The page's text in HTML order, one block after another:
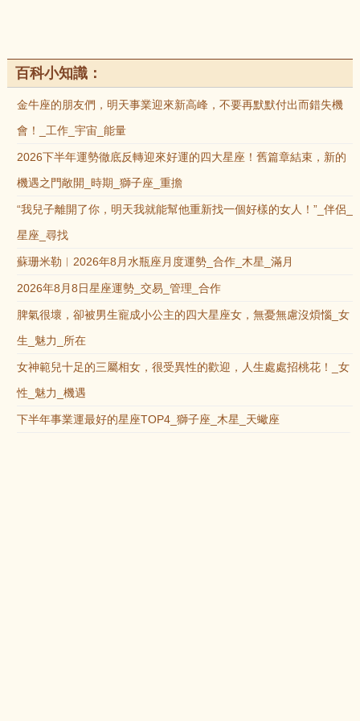
百科小知識：
金牛座的朋友們，明天事業迎來新高峰，不要再默默付出而錯失機
會！_工作_宇宙_能量
2026下半年運勢徹底反轉迎來好運的四大星座！舊篇章結束，新的
機遇之門敞開_時期_獅子座_重擔
“我兒子離開了你，明天我就能幫他重新找一個好樣的女人！”_伴侶_
星座_尋找
蘇珊米勒︱2026年8月水瓶座月度運勢_合作_木星_滿月
2026年8月8日星座運勢_交易_管理_合作
脾氣很壞，卻被男生寵成小公主的四大星座女，無憂無慮沒煩惱_女
生_魅力_所在
女神範兒十足的三屬相女，很受異性的歡迎，人生處處招桃花！_女
性_魅力_機遇
下半年事業運最好的星座TOP4_獅子座_木星_天蠍座